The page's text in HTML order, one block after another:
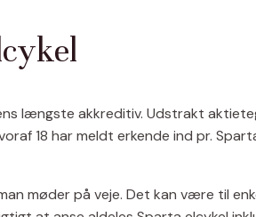
længste akkreditiv. Udstrakt
18 har meldt erkende ind pr.
møder på veje. Det kan være til